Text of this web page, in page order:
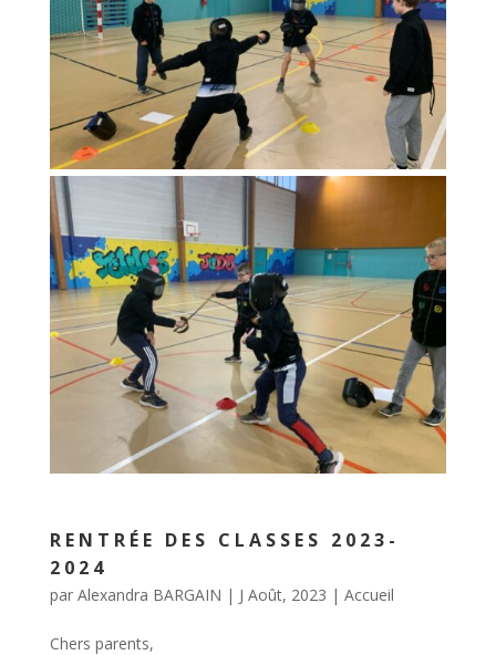
RENTRÉE DES CLASSES 2023-
2024
par Alexandra BARGAIN | J Août, 2023 | Accueil
Chers parents,